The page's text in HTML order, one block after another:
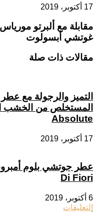
17 أكتوبر، 2019
مقابلة مع ألبرتو
غوتشي أبسولوت
مقالات ذات صلة
التميز والرجولة مع
Absolute
17 أكتوبر، 2019
Di Fiori
6 أكتوبر، 2019
التعليقات